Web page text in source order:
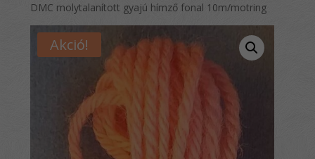
DMC molytalanított gyajú hímző fonal 10m/motring
Akció!